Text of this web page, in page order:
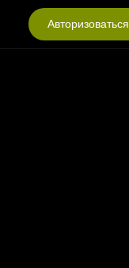
Авторизоваться